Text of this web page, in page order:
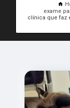
exame
clínica que faz